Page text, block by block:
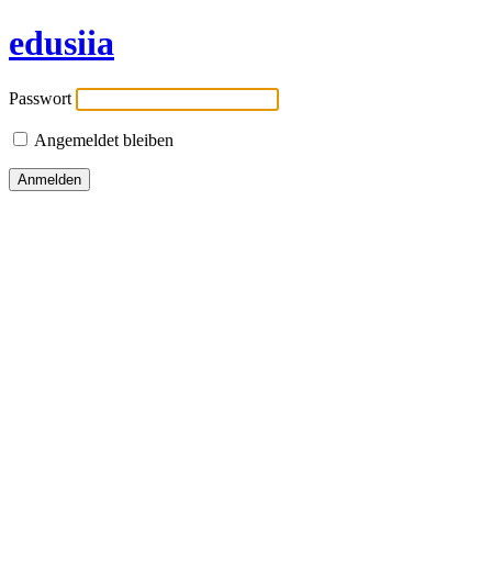
edusiia
Passwort
Angemeldet bleiben